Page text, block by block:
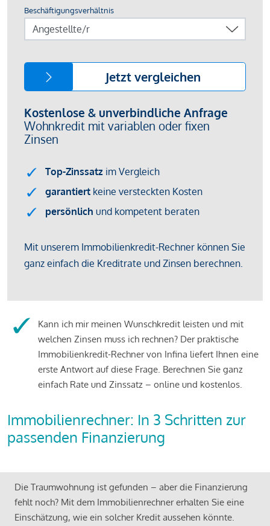
Kann ich mir meinen Wunschkredit leisten und mit
welchen Zinsen muss ich rechnen? Der praktische
Immobilienkredit-Rechner von Infina liefert Ihnen eine
erste Antwort auf diese Frage. Berechnen Sie ganz
einfach Rate und Zinssatz – online und kostenlos.
Immobilienrechner: In 3 Schritten zur
passenden Finanzierung
Die Traumwohnung ist gefunden – aber die Finanzierung
fehlt noch? Mit dem Immobilienrechner erhalten Sie eine
Einschätzung, wie ein solcher Kredit aussehen könnte.